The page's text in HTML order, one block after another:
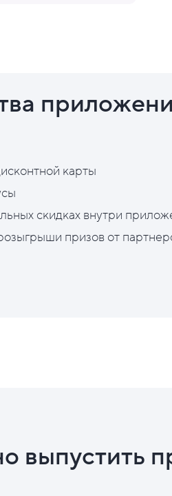
карты
скидках внутри
призов от
выпустить